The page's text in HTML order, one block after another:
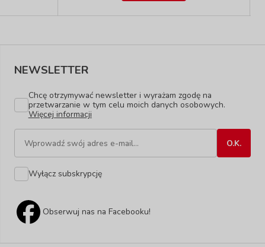
NEWSLETTER
Chcę otrzymywać newsletter i wyrażam zgodę na
przetwarzanie w tym celu moich danych osobowych.
Więcej informacji
Wyłącz subskrypcję
Obserwuj nas na Facebooku!